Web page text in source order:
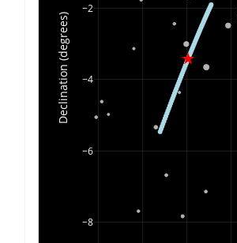
−8
−6
−4
−2
Declination (degrees)